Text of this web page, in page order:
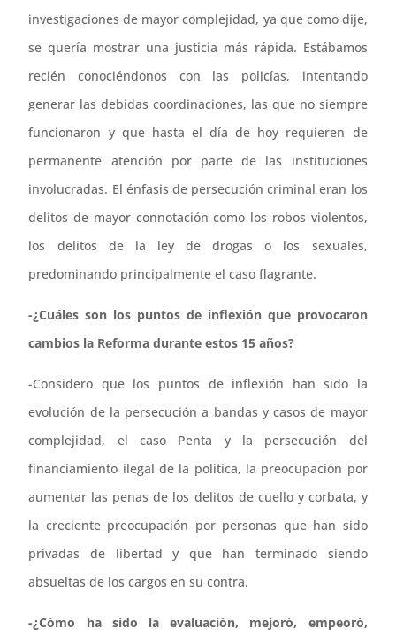
investigaciones de mayor complejidad, ya que como dije,
se quería mostrar una justicia más rápida. Estábamos
recién conociéndonos con las policías, intentando
generar las debidas coordinaciones, las que no siempre
funcionaron y que hasta el día de hoy requieren de
permanente atención por parte de las instituciones
involucradas. El énfasis de persecución criminal eran los
delitos de mayor connotación como los robos violentos,
los delitos de la ley de drogas o los sexuales,
predominando principalmente el caso flagrante.
-¿Cuáles son los puntos de inflexión que provocaron
cambios la Reforma durante estos 15 años?
-Considero que los puntos de inflexión han sido la
evolución de la persecución a bandas y casos de mayor
complejidad, el caso Penta y la persecución del
financiamiento ilegal de la política, la preocupación por
aumentar las penas de los delitos de cuello y corbata, y
la creciente preocupación por personas que han sido
privadas de libertad y que han terminado siendo
absueltas de los cargos en su contra.
-¿Cómo ha sido la evaluación, mejoró, empeoró,